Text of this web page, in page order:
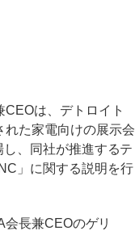
は、デトロイト
れた家電向けの展示会
し、同社が推進するテ
」に関する説明を行
長兼CEOのゲリ